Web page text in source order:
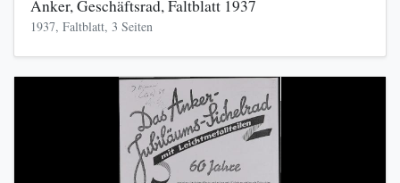
Anker, Geschäftsrad, Faltblatt 1937
1937, Faltblatt, 3 Seiten